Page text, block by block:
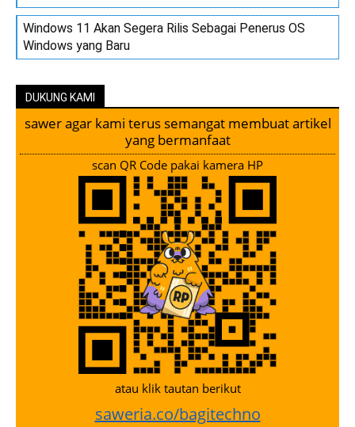
Windows 11 Akan Segera Rilis Sebagai Penerus OS
Windows yang Baru
DUKUNG KAMI
sawer agar kami terus semangat membuat artikel
yang bermanfaat
scan QR Code pakai kamera HP
atau klik tautan berikut
saweria.co/bagitechno